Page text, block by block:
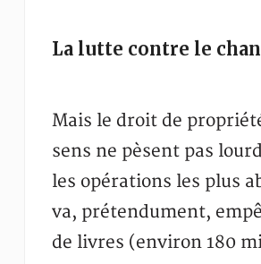
La lutte contre le
Mais le droit de
sens ne pèsent pas
les opérations les plus
va, prétendument,
de livres (environ 180